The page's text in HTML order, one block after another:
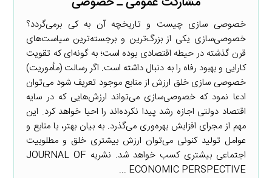
خصوصی سازی چیست و تاریخچه آن به کی برمی‌گردد؟
خصوصی‌سازی یکی از بزرگ‌ترین و برجسته‌ترین سیاست‌های
قرن گذشته در حیطه اقتصادی بوده است؛ به گونه‌ای که تقویت‌
کارایی و بهبود رفاه را به دنبال داشته است. اگر رسالت (مأموریت)
خصوصی سازی خلق ارزش از منابع موجود تعریف شود می‌توان
ادعا نمود که خصوصی‌سازی می‌تواند ارزش‌هایی که در سایه
اقتصاد دولتی اجازه رشد پیدا نکرده‌‌اند را احیا خواهد کرد. این
مهم از مجرای افزایش بهره‌وری می‌گذرد. به بیان بهتر، با منابع و
عوامل تولید کنونی می‌توان ارزش بیشتری خلق و مطلوبیت
اجتماعی بیشتری کسب خواهد شد. نشریه JOURNAL OF
ECONOMIC PERSPECTIVE ...